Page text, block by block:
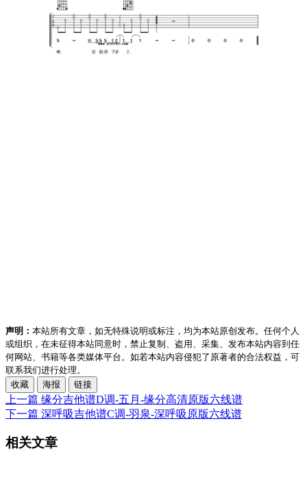
声明： 本站所有文章，如无特殊说明或标注，均为本站原创发布。任何个人
或组织，在未征得本站同意时，禁止复制、盗用、采集、发布本站内容到任
何网站、书籍等各类媒体平台。如若本站内容侵犯了原著者的合法权益，可
联系我们进行处理。
收藏
海报 链接
上一篇 缘分吉他谱D调-五月-缘分高清原版六线谱
下一篇 深呼吸吉他谱C调-羽泉-深呼吸原版六线谱
相关文章